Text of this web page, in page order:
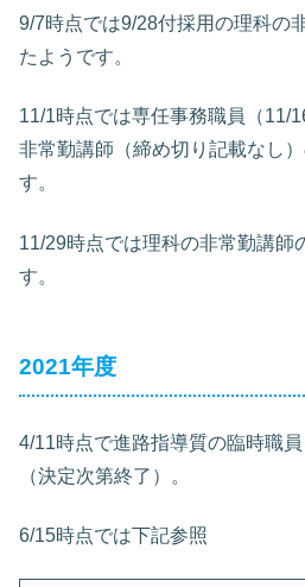
9/7時点では9/28付採用の理科の
たようです。
11/1時点では専任事務職員（11/
非常勤講師（締め切り記載なし
す。
11/29時点では理科の非常勤講師
す。
2021年度
4/11時点で進路指導質の臨時職
（決定次第終了）。
6/15時点では下記参照